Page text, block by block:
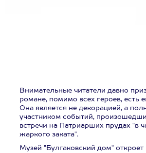
Внимательные читатели давно
романе, помимо всех героев, есть
Она является не декорацией, а
участником событий,
встречи на Патриарших прудах "в
жаркого заката".
Музей "Булгаковский дом"